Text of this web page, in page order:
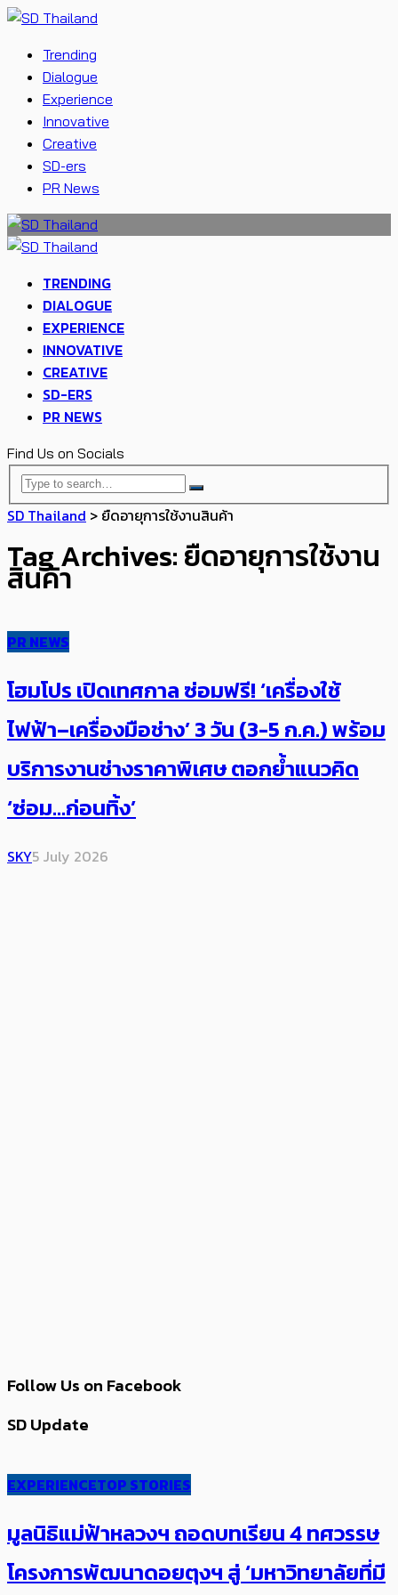
Trending
Dialogue
Experience
Innovative
Creative
SD-ers
PR News
TRENDING
DIALOGUE
EXPERIENCE
INNOVATIVE
CREATIVE
SD-ERS
PR NEWS
Find Us on Socials
SD Thailand > ยืดอายุการใช้งานสินค้า
Tag Archives: ยืดอายุการใช้งาน
สินค้า
PR NEWS
โฮมโปร เปิด​เทศกาล ซ่อมฟรี! ‘เครื่องใช้
ไฟฟ้า–เครื่องมือช่าง’ 3 วัน (3-5 ก.ค.) พร้อม
บริการงานช่างราคาพิเศษ ตอกย้ำแนวคิด
‘ซ่อม…ก่อนทิ้ง’
SKY5 July 2026
Follow Us on Facebook
SD Update
EXPERIENCETOP STORIES
มูลนิธิแม่ฟ้าหลวงฯ ถอดบทเรียน 4 ทศวรรษ
โครงการพัฒนาดอยตุงฯ สู่ ‘มหาวิทยาลัยที่มี